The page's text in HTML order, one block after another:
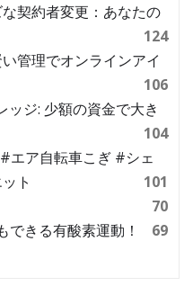
契約者変更：あなたの
124
管理でオンラインアイ
106
ッジ: 少額の資金で大き
104
エア自転車こぎ #シェ
ト
101
70
できる有酸素運動！
69